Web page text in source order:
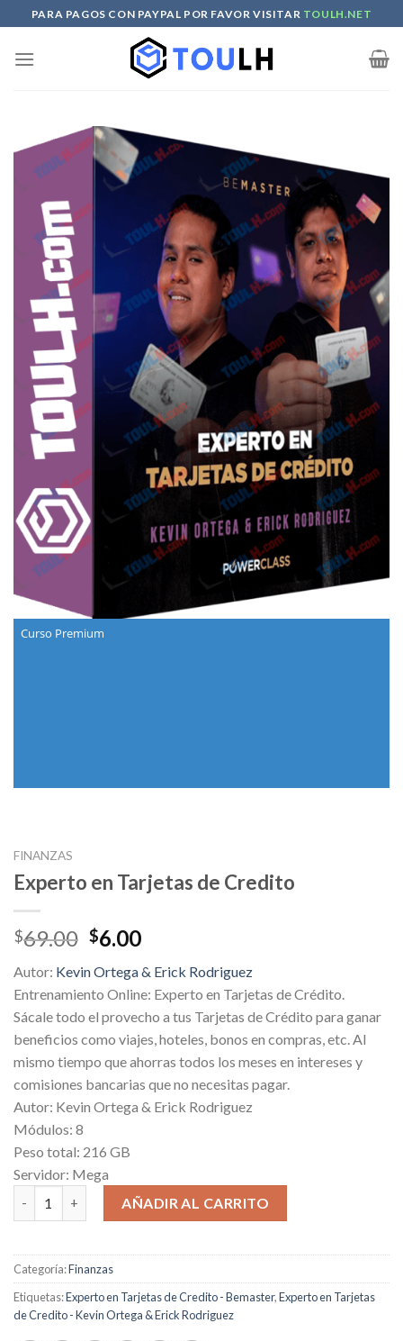
to
content
PARA PAGOS CON PAYPAL POR FAVOR VISITAR TOULH.NET
Curso Premium
FINANZAS
Experto en Tarjetas de Credito
$69.00 Original
was:
$69.00.
$6.00Current
is:
$6.00.
Autor: Kevin Ortega & Erick Rodriguez
Entrenamiento Online: Experto en Tarjetas de Crédito.
Sácale todo el provecho a tus Tarjetas de Crédito para ganar
beneficios como viajes, hoteles, bonos en compras, etc. Al
mismo tiempo que ahorras todos los meses en intereses y
comisiones bancarias que no necesitas pagar.
Autor: Kevin Ortega & Erick Rodriguez
Módulos: 8
Peso total: 216 GB
Servidor: Mega
Experto en Tarjetas de Credito cantidad
AÑADIR AL CARRITO
Categoría:Finanzas
Etiquetas:Experto en Tarjetas de Credito - Bemaster,Experto en Tarjetas
de Credito - Kevin Ortega & Erick Rodriguez